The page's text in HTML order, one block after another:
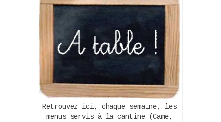
Retrouvez ici, chaque semaine, les
menus servis à la cantine (Came,